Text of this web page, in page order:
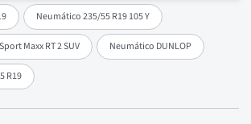
Neumático 235/55 R19 105 Y
Maxx RT 2 SUV Neumático DUNLOP
R19